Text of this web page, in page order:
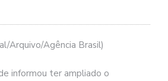
Arquivo/Agência Brasil)
informou ter ampliado o